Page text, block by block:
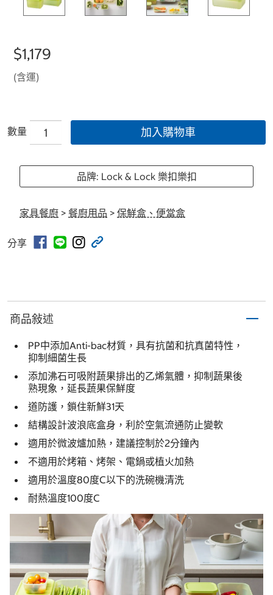
$1,179
(含運)
數量 加入購物車
品牌: Lock & Lock 樂扣樂扣
家具餐廚 > 餐廚用品 > 保鮮盒、便當盒
分享
商品敍述
PP中添加Anti-bac材質，具有抗菌和抗真菌特性，
抑制細菌生長
添加沸石可吸附蔬果排出的乙烯氣體，抑制蔬果後
熟現象，延長蔬果保鮮度
道防護，鎖住新鮮31天
結構設計波浪底盒身，利於空氣流通防止變軟
適用於微波爐加熱，建議控制於2分鐘內
不適用於烤箱、烤架、電鍋或植火加熱
適用於溫度80度C以下的洗碗機清洗
耐熱溫度100度C